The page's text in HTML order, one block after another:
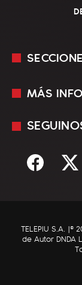
En Vivo
Sociedad
C5N Autos
RatingCero
MÁS
Mediakit
Términos y
TELEPIU S.A. |©
de Autor DNDA